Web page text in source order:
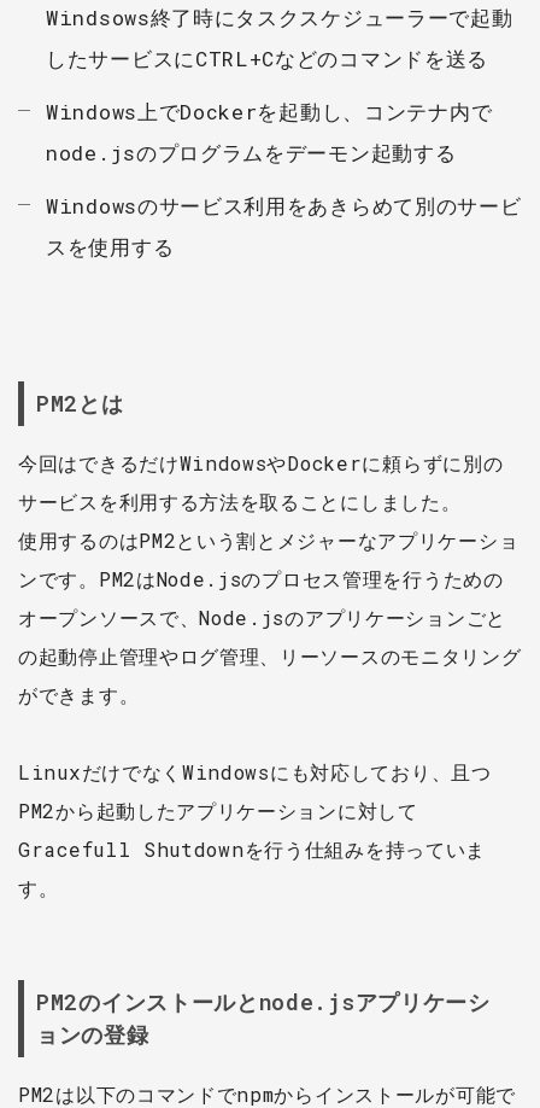
Windsows終了時にタスクスケジューラーで起動
したサービスにCTRL+Cなどのコマンドを送る
Windows上でDockerを起動し、コンテナ内で
node.jsのプログラムをデーモン起動する
Windowsのサービス利用をあきらめて別のサービ
スを使用する
PM2とは
今回はできるだけWindowsやDockerに頼らずに別の
サービスを利用する方法を取ることにしました。
使用するのはPM2という割とメジャーなアプリケーショ
ンです。PM2はNode.jsのプロセス管理を行うための
オープンソースで、Node.jsのアプリケーションごと
の起動停止管理やログ管理、リーソースのモニタリング
ができます。
LinuxだけでなくWindowsにも対応しており、且つ
PM2から起動したアプリケーションに対して
Gracefull Shutdownを行う仕組みを持っていま
す。​
PM2のインストールとnode.jsアプリケーシ
ョンの登録
PM2は以下のコマンドでnpmからインストールが可能で